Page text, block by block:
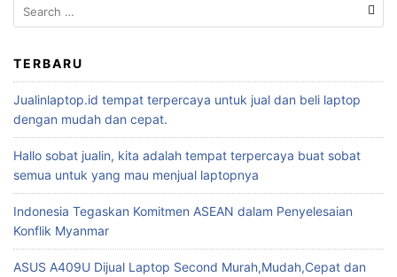
TERBARU
Jualinlaptop.id tempat terpercaya untuk jual dan beli laptop
dengan mudah dan cepat.
Hallo sobat jualin, kita adalah tempat terpercaya buat sobat
semua untuk yang mau menjual laptopnya
Indonesia Tegaskan Komitmen ASEAN dalam Penyelesaian
Konflik Myanmar
ASUS A409U Dijual Laptop Second Murah,Mudah,Cepat dan